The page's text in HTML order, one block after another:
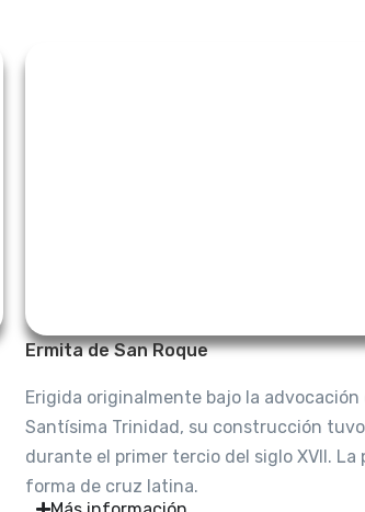
Ermita de San Roque
Erigida originalmente bajo la advocación
Santísima Trinidad, su construcción
durante el primer tercio del siglo XVII. La
forma de cruz latina.